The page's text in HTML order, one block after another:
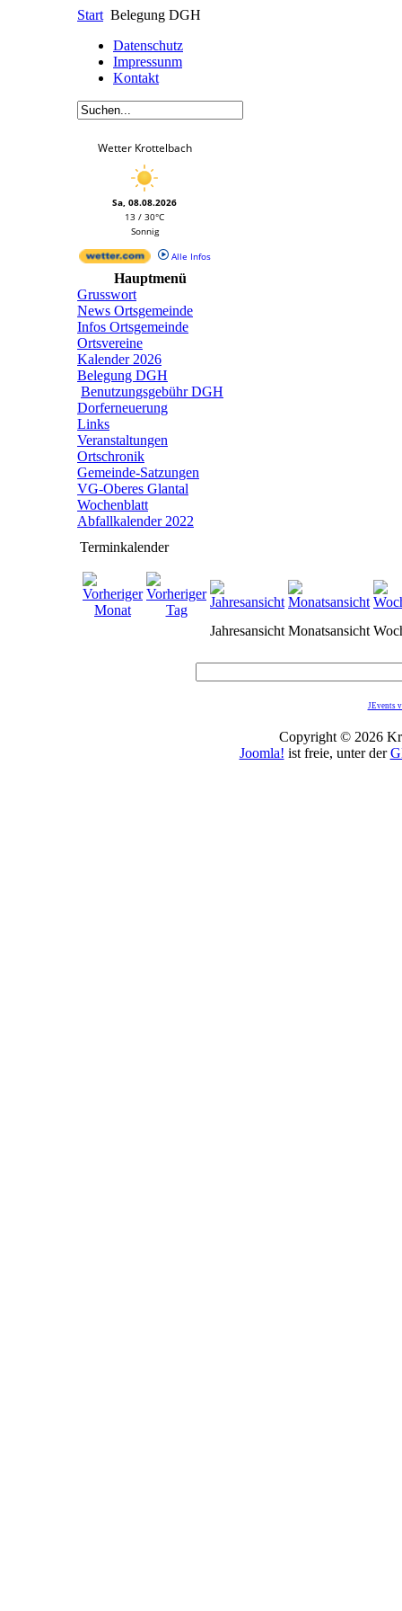
Start Belegung DGH
Datenschutz
Impressunm
Kontakt
Wetter Krottelbach
Sa, 08.08.2026
13 / 30°C
Sonnig
Alle Infos
Hauptmenü
Grusswort
News Ortsgemeinde
Infos Ortsgemeinde
Ortsvereine
Kalender 2026
Belegung DGH
Benutzungsgebühr DGH
Dorferneuerung
Links
Veranstaltungen
Ortschronik
Gemeinde-Satzungen
VG-Oberes Glantal
Wochenblatt
Abfallkalender 2022
Terminkalender
Jahresansicht Monatsansicht
JEvents
Copyright © 2026
Joomla! ist freie, unter der